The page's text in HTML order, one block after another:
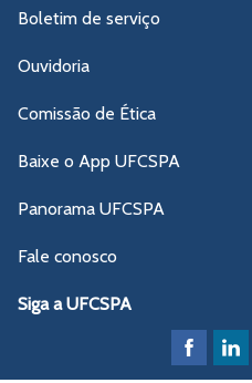
Boletim de serviço
Ouvidoria
Comissão de Ética
Baixe o App UFCSPA
Panorama UFCSPA
Fale conosco
Siga a UFCSPA